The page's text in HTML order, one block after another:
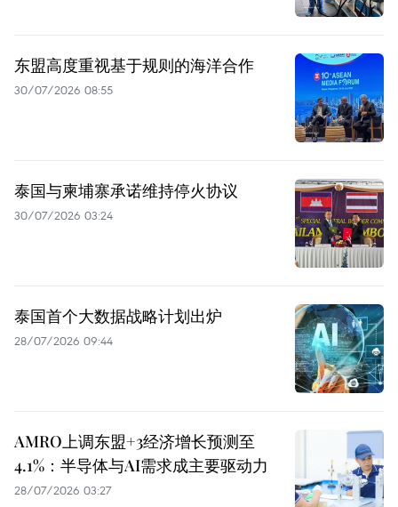
东盟高度重视基于规则的海洋合作
30/07/2026 08:55
泰国与柬埔寨承诺维持停火协议
30/07/2026 03:24
泰国首个大数据战略计划出炉
28/07/2026 09:44
AMRO上调东盟+3经济增长预测至
4.1%：半导体与AI需求成主要驱动力
28/07/2026 03:27